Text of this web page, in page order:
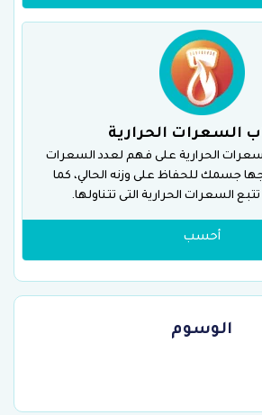
السعرات الحرارية
الحرارية على فهم لعدد السعرات
جسمك للحفاظ على وزنه الحالي، كما
السعرات الحرارية التى تتناولها.
أحسب
الوسوم